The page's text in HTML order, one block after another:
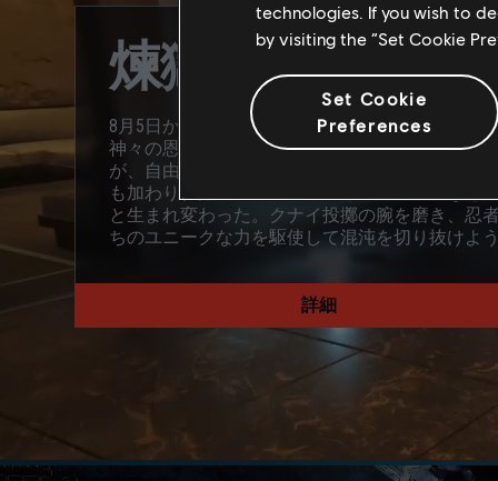
煉獄
8月5日から26日まで開催される煉獄イベントで
神々の恩寵をその手に掴め。「烈日」と「暴嵐
が、自由を求めて再び戦いに挑む。新たな忍者
も加わり、浮遊神殿での戦いはさらに壮大なも
と生まれ変わった。クナイ投擲の腕を磨き、忍
ちのユニークな力を駆使して混沌を切り抜けよ
詳細
technologies. If you wish to
by visiting the “Set Cookie
Set Cookie
Preferences